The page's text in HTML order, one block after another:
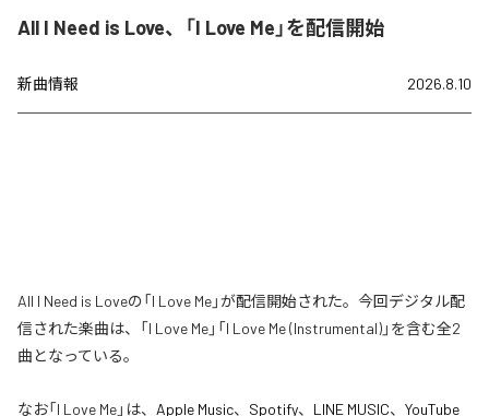
All I Need is Love、「I Love Me」を配信開始
新曲情報 2026.8.10
All I Need is Loveの「I Love Me」が配信開始された。今回デジタル配
信された楽曲は、「I Love Me」「I Love Me (Instrumental)」を含む全2
曲となっている。
なお「I Love Me」は、 Apple Music、 Spotify、 LINE MUSIC、 YouTube